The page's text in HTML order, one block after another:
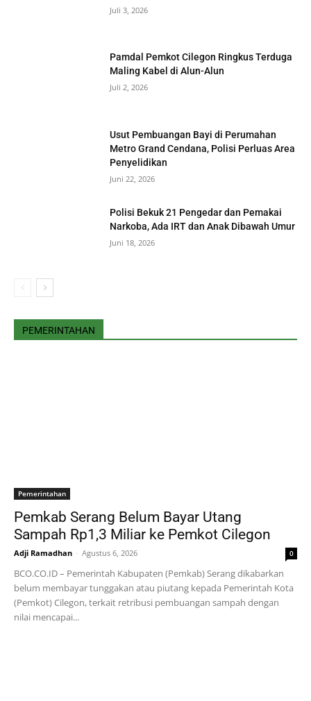
Juli 3, 2026
Pamdal Pemkot Cilegon Ringkus Terduga
Maling Kabel di Alun-Alun
Juli 2, 2026
Usut Pembuangan Bayi di Perumahan
Metro Grand Cendana, Polisi Perluas Area
Penyelidikan
Juni 22, 2026
Polisi Bekuk 21 Pengedar dan Pemakai
Narkoba, Ada IRT dan Anak Dibawah Umur
Juni 18, 2026
PEMERINTAHAN
Pemerintahan
Pemkab Serang Belum Bayar Utang
Sampah Rp1,3 Miliar ke Pemkot Cilegon
Adji Ramadhan - Agustus 6, 2026 0
BCO.CO.ID – Pemerintah Kabupaten (Pemkab) Serang dikabarkan
belum membayar tunggakan atau piutang kepada Pemerintah Kota
(Pemkot) Cilegon, terkait retribusi pembuangan sampah dengan
nilai mencapai...